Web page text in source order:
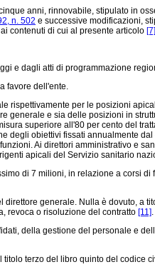
anni, rinnovabile, stipulato in
n. 502 e successive modificazioni,
contenuti di cui al presente articolo [7]
e dagli atti di programmazione
favore dell'ente.
rispettivamente per le posizioni
generale e sia delle posizioni in
superiore all'80 per cento del
degli obiettivi fissati annualmente
Ai direttori amministrativo e
apicali del Servizio sanitario
di 7 milioni, in relazione a corsi di
generale. Nulla è dovuto, a
revoca o risoluzione del contratto [11].
della gestione del personale e
terzo del libro quinto del codice